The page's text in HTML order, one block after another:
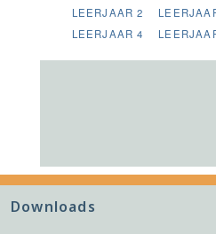
LEERJAAR 2
LEERJAAR 4
Downloads